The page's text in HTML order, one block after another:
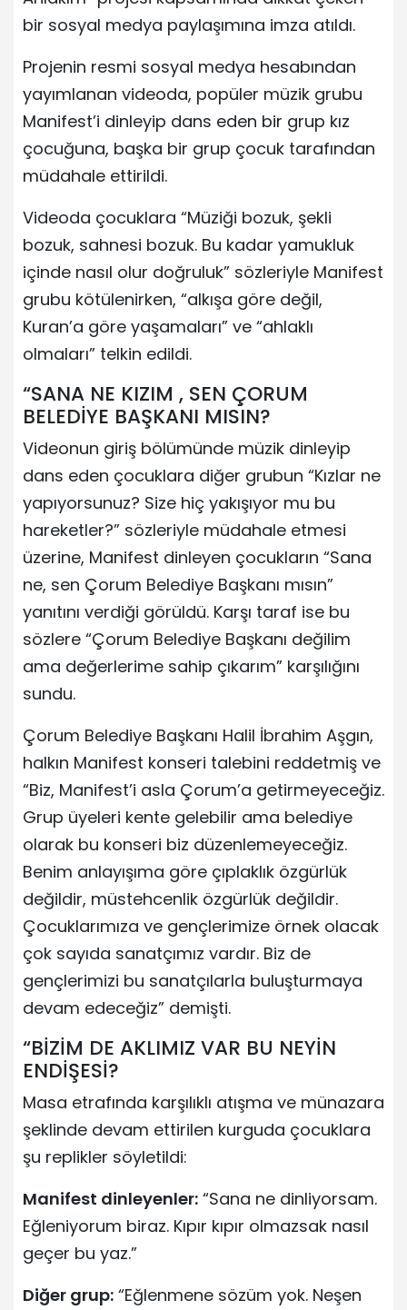
bir sosyal medya paylaşımına imza atıldı.
Projenin resmi sosyal medya hesabından
yayımlanan videoda, popüler müzik grubu
Manifest’i dinleyip dans eden bir grup kız
çocuğuna, başka bir grup çocuk tarafından
müdahale ettirildi.
Videoda çocuklara “Müziği bozuk, şekli
bozuk, sahnesi bozuk. Bu kadar yamukluk
içinde nasıl olur doğruluk” sözleriyle Manifest
grubu kötülenirken, “alkışa göre değil,
Kuran’a göre yaşamaları” ve “ahlaklı
olmaları” telkin edildi.
“SANA NE KIZIM , SEN ÇORUM
BELEDİYE BAŞKANI MISIN?
Videonun giriş bölümünde müzik dinleyip
dans eden çocuklara diğer grubun “Kızlar ne
yapıyorsunuz? Size hiç yakışıyor mu bu
hareketler?” sözleriyle müdahale etmesi
üzerine, Manifest dinleyen çocukların “Sana
ne, sen Çorum Belediye Başkanı mısın”
yanıtını verdiği görüldü. Karşı taraf ise bu
sözlere “Çorum Belediye Başkanı değilim
ama değerlerime sahip çıkarım” karşılığını
sundu.
Çorum Belediye Başkanı Halil İbrahim Aşgın,
halkın Manifest konseri talebini reddetmiş ve
“Biz, Manifest’i asla Çorum’a getirmeyeceğiz.
Grup üyeleri kente gelebilir ama belediye
olarak bu konseri biz düzenlemeyeceğiz.
Benim anlayışıma göre çıplaklık özgürlük
değildir, müstehcenlik özgürlük değildir.
Çocuklarımıza ve gençlerimize örnek olacak
çok sayıda sanatçımız vardır. Biz de
gençlerimizi bu sanatçılarla buluşturmaya
devam edeceğiz” demişti.
“BİZİM DE AKLIMIZ VAR BU NEYİN
ENDİŞESİ?
Masa etrafında karşılıklı atışma ve münazara
şeklinde devam ettirilen kurguda çocuklara
şu replikler söyletildi:
Manifest dinleyenler: “Sana ne dinliyorsam.
Eğleniyorum biraz. Kıpır kıpır olmazsak nasıl
geçer bu yaz.”
Diğer grup: “Eğlenmene sözüm yok. Neşen